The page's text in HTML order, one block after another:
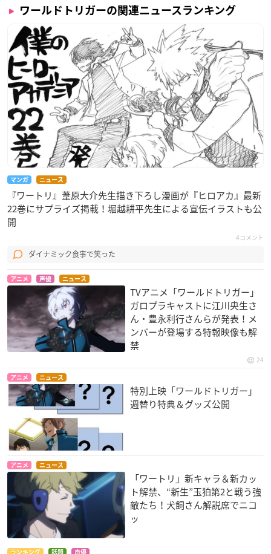
（集英社）連載
製作：東映アニメーション
【キャスト】
空閑遊真：村中知
三雲修：梶裕貴
雨取千佳：田村奈央
迅悠一：中村悠一
ヒュース：島﨑信長 ほか
※敬称略
ワールドトリガーの関連ニュースランキング
マンガ ニュース
『ワートリ』葦原大介先生描き下ろし漫画が『ヒロアカ』最新
22巻にサプライズ掲載！堀越耕平先生による宣伝イラストも公
開
4コメント
ダイナミック食事で笑った
アニメ 声優 ニュース
TVアニメ「ワールドトリガー」
ガロプラキャストに江川央生さ
ん・豊永利行さんらが発表！メ
ンバーが登場する特報映像も解
禁
24
アニメ ニュース
特別上映「ワールドトリガー」
週替り特典＆グッズ公開
アニメ ニュース
「ワートリ」新キャラ＆新カッ
ト解禁、“新生”玉狛第2と戦う強
敵たち！犬飼さん解説席でニコ
ッ
ランキング 話題 声優